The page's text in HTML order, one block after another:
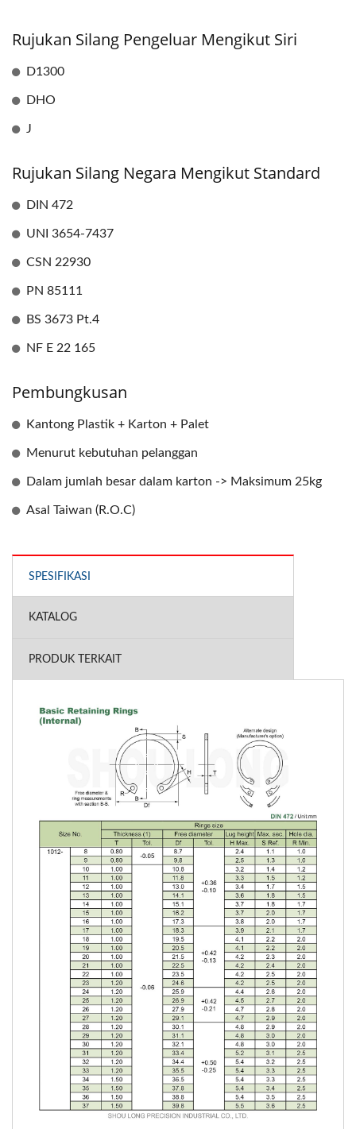
Rujukan Silang Pengeluar Mengikut Siri
D1300
DHO
J
Rujukan Silang Negara Mengikut Standard
DIN 472
UNI 3654-7437
CSN 22930
PN 85111
BS 3673 Pt.4
NF E 22 165
Pembungkusan
Kantong Plastik + Karton + Palet
Menurut kebutuhan pelanggan
Dalam jumlah besar dalam karton -> Maksimum 25kg
Asal Taiwan (R.O.C)
SPESIFIKASI
KATALOG
PRODUK TERKAIT